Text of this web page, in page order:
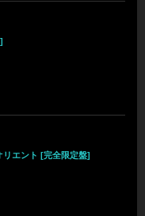
リエント [完全限定盤]